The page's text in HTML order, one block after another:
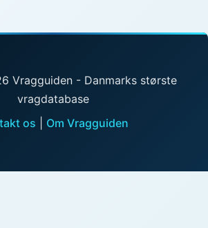
Vragguiden - Danmarks største
vragdatabase
os
Om Vragguiden